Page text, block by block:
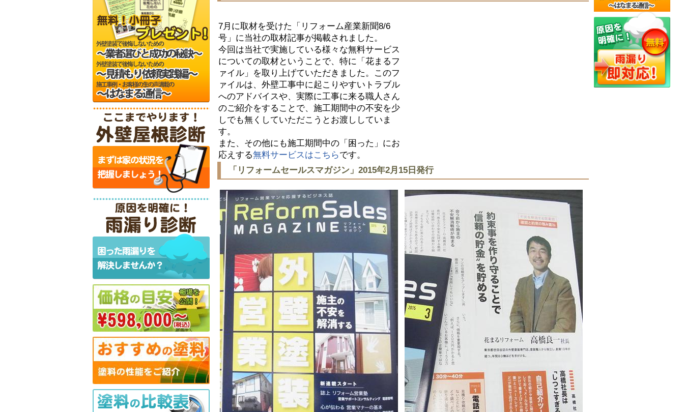
7月に取材を受けた「リフォーム産業新聞8/6
号」に当社の取材記事が掲載されました。
今回は当社で実施している様々な無料サービス
についての取材ということで、特に「花まるフ
ァイル」を取り上げていただきました。このフ
ァイルは、外壁工事中に起こりやすいトラブル
へのアドバイスや、実際に工事に来る職人さん
のご紹介をすることで、施工期間中の不安を少
しでも無くしていただこうとお渡ししていま
す。
また、その他にも施工期間中の「困った」にお
応えする無料サービスはこちらです。
「リフォームセールスマガジン」2015年2月15日発行